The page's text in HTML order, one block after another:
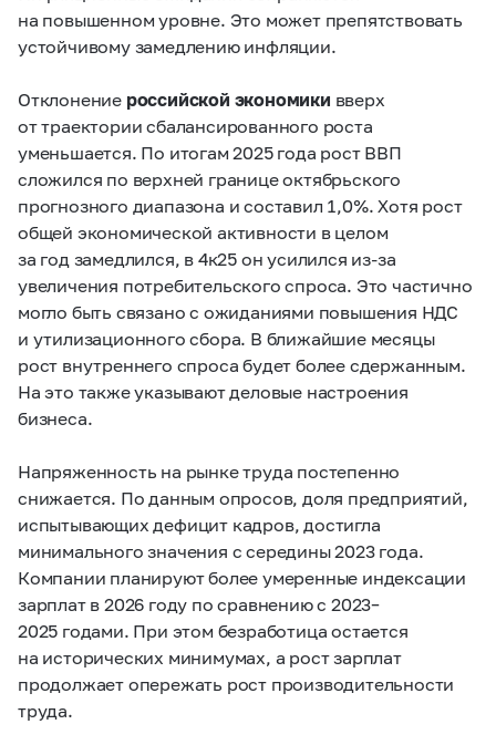
на повышенном уровне. Это может препятствовать
устойчивому замедлению инфляции.
Отклонение российской экономики вверх
от траектории сбалансированного роста
уменьшается. По итогам 2025 года рост ВВП
сложился по верхней границе октябрьского
прогнозного диапазона и составил 1,0%. Хотя рост
общей экономической активности в целом
за год замедлился, в 4к25 он усилился из-за
увеличения потребительского спроса. Это частично
могло быть связано с ожиданиями повышения НДС
и утилизационного сбора. В ближайшие месяцы
рост внутреннего спроса будет более сдержанным.
На это также указывают деловые настроения
бизнеса.
Напряженность на рынке труда постепенно
снижается. По данным опросов, доля предприятий,
испытывающих дефицит кадров, достигла
минимального значения с середины 2023 года.
Компании планируют более умеренные индексации
зарплат в 2026 году по сравнению с 2023–
2025 годами. При этом безработица остается
на исторических минимумах, а рост зарплат
продолжает опережать рост производительности
труда.